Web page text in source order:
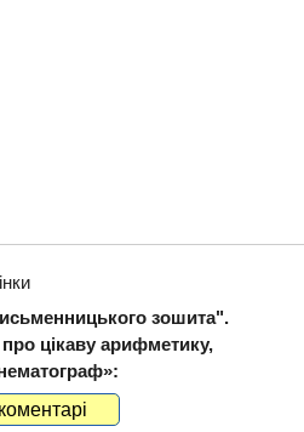
зошита".
цікаву арифметику,